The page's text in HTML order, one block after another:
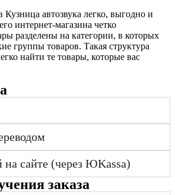
автозвука легко, выгодно и
интернет-магазина четко
разделены на категории, в которых
группы товаров. Такая структура
найти те товары, которые вас
на сайте (через ЮKassa)
заказа